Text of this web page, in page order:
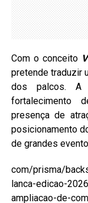
Com o conceito
pretende traduzir
dos palcos. A
fortalecimento
presença de
posicionamento
de grandes
com/prisma/
lanca-edicao-
ampliacao-de-